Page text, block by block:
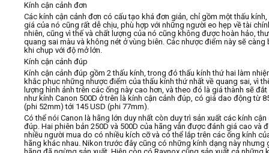
Kính cận cảnh đơn
Các kính cận cảnh đơn có cấu tạo khá đơn giản, chỉ gồm một thấu kính,
giá của nó cũng rất dễ chịu, phù hợp với những người eo hẹp về tài
nhiên, cũng vì thế và chất lượng của nó cũng không được hoàn hảo,
quang sai màu và không nét ở vùng biên. Các nhược điểm này sẽ càng
khi chụp với độ mở lớn.
Kính cận cảnh đúp
Kính cận cảnh đúp gồm 2 thấu kính, trong đó thấu kính thứ hai làm
khắc phục những nhược điểm của thấu kính thứ nhất về quang sai, vì
lượng hình ảnh trên các ống này cao hơn, và theo đó là giá thành sẽ đắt
như kính Canon 500D ở trên là kính cận cảnh đúp, có giá dao động từ
(phi 52mm) tới 145 USD (phi 77mm).
Có thể nói Canon là hãng lớn duy nhất còn duy trì sản xuất các kính cận
đúp. Hai phiên bản 250D và 500D của hãng vẫn được đánh giá cao và
nhiều người mua do có nhiều kích cỡ và có thể lắp trên các ống kính
hãng khác nhau. Nikon trước đây cũng có những kính dạng này nhưng